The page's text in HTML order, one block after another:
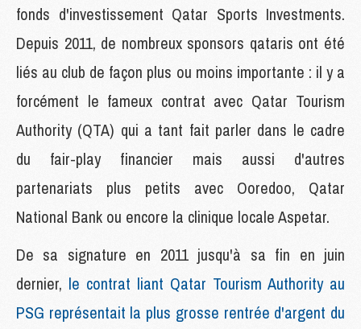
fonds d'investissement Qatar Sports Investments.
Depuis 2011, de nombreux sponsors qataris ont été
liés au club de façon plus ou moins importante : il y a
forcément le fameux contrat avec Qatar Tourism
Authority (QTA) qui a tant fait parler dans le cadre
du fair-play financier mais aussi d'autres
partenariats plus petits avec Ooredoo, Qatar
National Bank ou encore la clinique locale Aspetar.
De sa signature en 2011 jusqu'à sa fin en juin
dernier, le contrat liant Qatar Tourism Authority au
PSG représentait la plus grosse rentrée d'argent du